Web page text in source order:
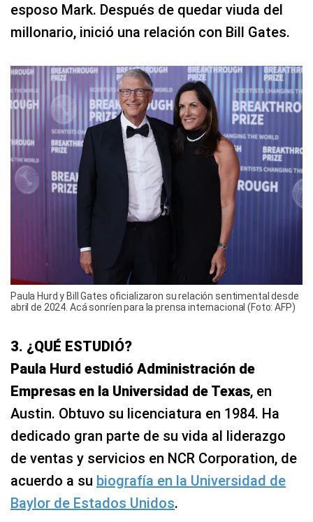
esposo Mark. Después de quedar viuda del
millonario, inició una relación con Bill Gates.
Paula Hurd y Bill Gates oficializaron su relación sentimental desde
abril de 2024. Acá sonríen para la prensa internacional (Foto: AFP)
3. ¿QUÉ ESTUDIÓ?
Paula Hurd estudió Administración de
Empresas en la Universidad de Texas, en
Austin. Obtuvo su licenciatura en 1984. Ha
dedicado gran parte de su vida al liderazgo
de ventas y servicios en NCR Corporation, de
acuerdo a su biografía en la Universidad de
Baylor de Estados Unidos.